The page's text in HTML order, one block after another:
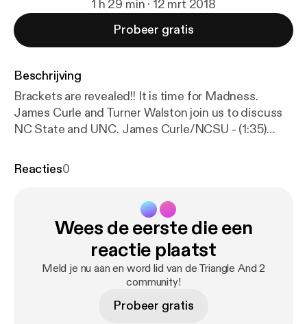
1 h 29 min · 12 mrt 2018
Probeer gratis
Beschrijving
Brackets are revealed!! It is time for Madness.
James Curle and Turner Walston join us to discuss
NC State and UNC. James Curle/NCSU - (1:35)
Bracket Challenge - (52:35) South/East - (54:20)
Reacties0
Wees de eerste die een
reactie plaatst
Meld je nu aan en word lid van de Triangle And 2
community!
Probeer gratis